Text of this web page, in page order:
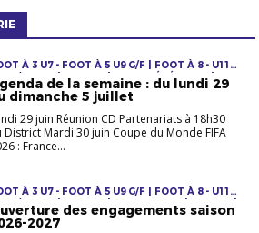
À 3 U7 - FOOT À 5 U9 G/F | FOOT À 8 - U11
G/F U15F | FUTSAL | INFOS GÉNÉRALES |
F & M | LOISIRS | SENIORS F & M |
de la semaine : du lundi 29
dimanche 5 juillet
29 juin Réunion CD Partenariats à 18h30
District Mardi 30 juin Coupe du Monde FIFA
: France...
À 3 U7 - FOOT À 5 U9 G/F | FOOT À 8 - U11
G/F U15F | FUTSAL | JEUNES F & M | LOISIRS |
F & M | VÉTÉRANS
des engagements saison
2027